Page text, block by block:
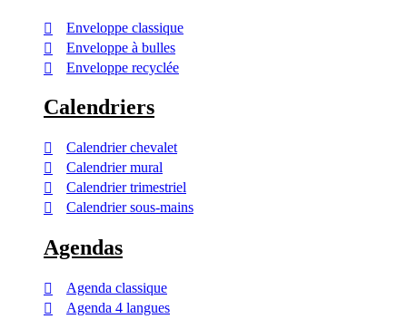
Enveloppe classique
Enveloppe à bulles
Enveloppe recyclée
Calendriers
Calendrier chevalet
Calendrier mural
Calendrier trimestriel
Calendrier sous-mains
Agendas
Agenda classique
Agenda 4 langues